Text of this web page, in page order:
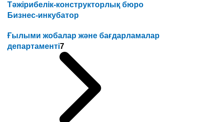
Тәжірибелік-конструкторлық бюро
Бизнес-инкубатор
Ғылыми жобалар және бағдарламалар
департаменті7